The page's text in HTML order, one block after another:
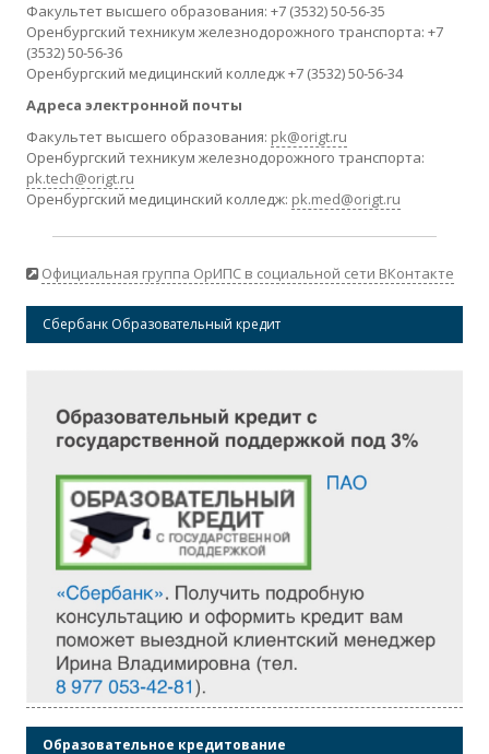
Факультет высшего образования: +7 (3532) 50-56-35
Оренбургский техникум железнодорожного транспорта: +7
(3532) 50-56-36
Оренбургский медицинский колледж +7 (3532) 50-56-34
Адреса электронной почты
Факультет высшего образования: pk@origt.ru
Оренбургский техникум железнодорожного транспорта:
pk.tech@origt.ru
Оренбургский медицинский колледж: pk.med@origt.ru
Официальная группа ОрИПС в социальной сети ВКонтакте
Сбербанк Образовательный кредит
Образовательное кредитование